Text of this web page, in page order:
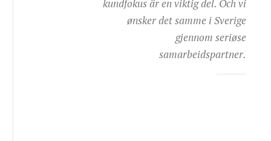
kundfokus är en viktig del. Och vi
ønsker det samme i Sverige
gjennom seriøse
samarbeidspartner.